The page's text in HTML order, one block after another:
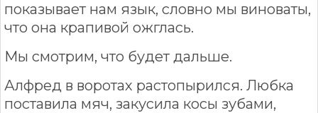
показывает нам язык, словно мы виноваты,
что она крапивой ожглась.
Мы смотрим, что будет дальше.
Алфред в воротах растопырился. Любка
поставила мяч, закусила косы зубами,